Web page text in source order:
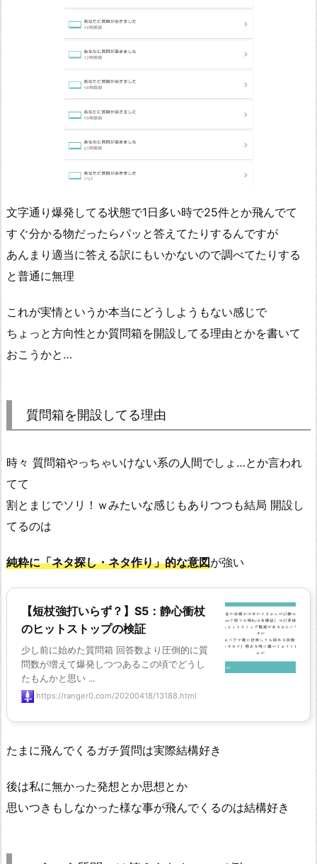
文字通り爆発してる状態で1日多い時で25件とか飛んでて
すぐ分かる物だったらパッと答えてたりするんですが
あんまり適当に答える訳にもいかないので調べてたりする
と普通に無理
これが実情というか本当にどうしようもない感じで
ちょっと方向性とか質問箱を開設してる理由とかを書いて
おこうかと…
質問箱を開設してる理由
時々 質問箱やっちゃいけない系の人間でしょ…とか言われ
てて
割とまじでソリ！ｗみたいな感じもありつつも結局 開設し
てるのは
純粋に「ネタ探し・ネタ作り」的な意図が強い
【短杖強打いらず？】S5：静心衝杖
のヒットストップの検証
少し前に始めた質問箱 回答数より圧倒的に質
問数が増えて爆発しつつあるこの頃でどうし
たもんかと思い ...
https://ranger0.com/20200418/13188.html
たまに飛んでくるガチ質問は実際結構好き
後は私に無かった発想とか思想とか
思いつきもしなかった様な事が飛んでくるのは結構好き